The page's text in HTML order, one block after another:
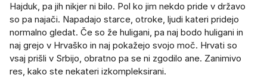
Hajduk, pa jih nikjer ni bilo. Pol ko jim nekdo pride v državo
so pa najači. Napadajo starce, otroke, ljudi kateri pridejo
normalno gledat. Če so že huligani, pa naj bodo huligani in
naj grejo v Hrvaško in naj pokažejo svojo moč. Hrvati so
vsaj prišli v Srbijo, obratno pa se ni zgodilo ane. Zanimivo
res, kako ste nekateri izkompleksirani.